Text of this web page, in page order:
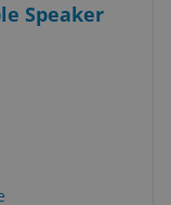
Speaker